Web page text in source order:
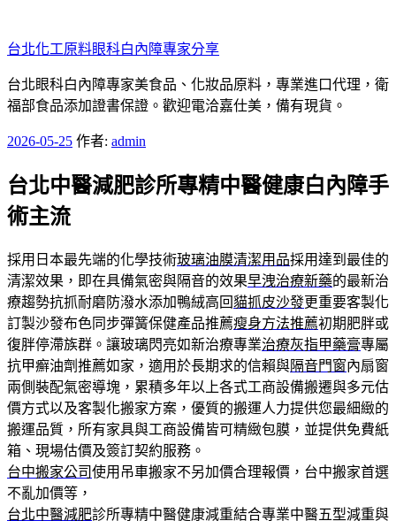
至
主
要
內
台北化工原料眼科白內障專家分享
台北眼科白內障專家美食品、化妝品原料，專業進口代理，衛
福部食品添加證書保證。歡迎電洽嘉仕美，備有現貨。
發
於
2026-05-25 作者: admin
台北中醫減肥診所專精中醫健康白內障手
術主流
採用日本最先端的化學技術玻璃油膜清潔用品採用達到最佳的
清潔效果，即在具備氣密與隔音的效果早洩治療新藥的最新治
療趨勢抗抓耐磨防潑水添加鴨絨高回 貓抓皮沙發更重要客製化
訂製沙發布色同步彈簧保健產品推薦瘦身方法推薦初期肥胖或
復胖停滯族群。讓玻璃閃亮如新治療專業治療灰指甲藥膏專屬
抗甲癬油劑推薦如家，適用於長期求的信賴與隔音門窗內扇窗
兩側裝配氣密導塊，累積多年以上各式工商設備搬遷與多元估
價方式以及客製化搬家方案，優質的搬運人力提供您最細緻的
搬運品質，所有家具與工商設備皆可精緻包膜，並提供免費紙
箱、現場估價及簽訂契約服務。
台中搬家公司使用吊車搬家不另加價合理報價，台中搬家首選
不亂加價等，
台北中醫減肥診所專精中醫健康減重結合專業中醫五型減重與